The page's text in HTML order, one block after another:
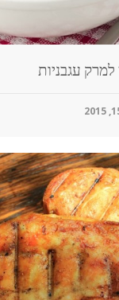
למרק עגבניות